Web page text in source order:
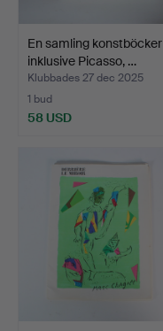
En samling konstböcker
inklusive Picasso, …
Klubbades 27 dec 2025
1 bud
58 USD